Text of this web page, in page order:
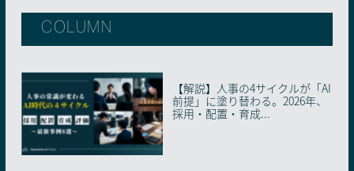
COLUMN
【解説】人事の4サイクルが「AI
前提」に塗り替わる。2026年、
採用・配置・育成...
AIに“信頼の証明書”を。国内初
の「AIMS適合性評価制度」が始
動した理由
実際の相談事例から学ぶ！画像
生成AIのビジネス活用トレンド
「AI-SECIモデル」とは何か。AI
との協働で知識創造企業へと変
革するための地...
AIには撮れない「あの瞬間」—
小学校の卒アルが問う、写真な
らではの価値